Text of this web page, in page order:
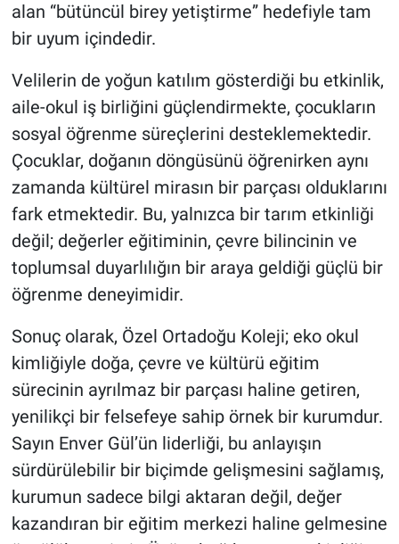
alan “bütüncül birey yetiştirme” hedefiyle tam
bir uyum içindedir.
Velilerin de yoğun katılım gösterdiği bu etkinlik,
aile-okul iş birliğini güçlendirmekte, çocukların
sosyal öğrenme süreçlerini desteklemektedir.
Çocuklar, doğanın döngüsünü öğrenirken aynı
zamanda kültürel mirasın bir parçası olduklarını
fark etmektedir. Bu, yalnızca bir tarım etkinliği
değil; değerler eğitiminin, çevre bilincinin ve
toplumsal duyarlılığın bir araya geldiği güçlü bir
öğrenme deneyimidir.
Sonuç olarak, Özel Ortadoğu Koleji; eko okul
kimliğiyle doğa, çevre ve kültürü eğitim
sürecinin ayrılmaz bir parçası haline getiren,
yenilikçi bir felsefeye sahip örnek bir kurumdur.
Sayın Enver Gül’ün liderliği, bu anlayışın
sürdürülebilir bir biçimde gelişmesini sağlamış,
kurumun sadece bilgi aktaran değil, değer
kazandıran bir eğitim merkezi haline gelmesine